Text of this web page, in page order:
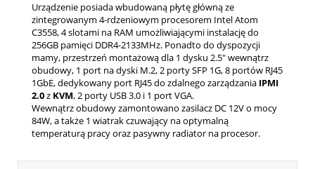
Urządzenie posiada wbudowaną płytę główną ze
zintegrowanym 4-rdzeniowym procesorem Intel Atom
C3558, 4 slotami na RAM umożliwiającymi instalację do
256GB pamięci DDR4-2133MHz. Ponadto do dyspozycji
mamy, przestrzeń montażową dla 1 dysku 2.5" wewnątrz
obudowy, 1 port na dyski M.2, 2 porty SFP 1G, 8 portów RJ45
1GbE, dedykowany port RJ45 do zdalnego zarządzania IPMI
2.0z KVM, 2 porty USB 3.0 i 1 port VGA.
Wewnątrz obudowy zamontowano zasilacz DC 12V o mocy
84W, a także 1 wiatrak czuwający na optymalną
temperaturą pracy oraz pasywny radiator na procesor.